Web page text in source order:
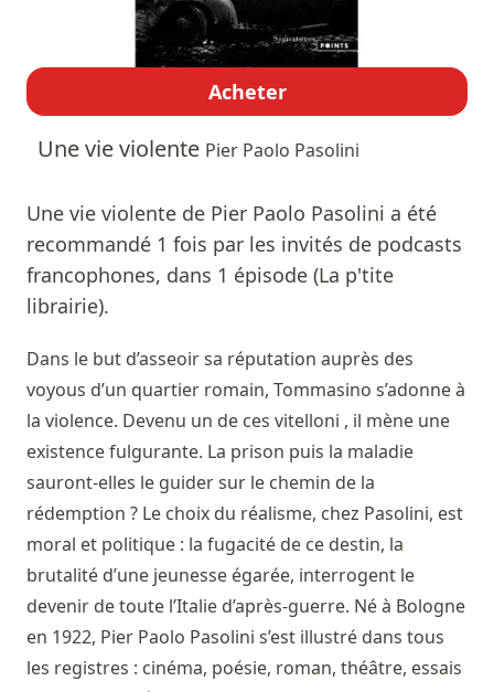
Acheter
Une vie violente Pier Paolo Pasolini
Une vie violente de Pier Paolo Pasolini a été
recommandé 1 fois par les invités de podcasts
francophones, dans 1 épisode (La p'tite
librairie).
Dans le but d’asseoir sa réputation auprès des
voyous d’un quartier romain, Tommasino s’adonne à
la violence. Devenu un de ces vitelloni , il mène une
existence fulgurante. La prison puis la maladie
sauront-elles le guider sur le chemin de la
rédemption ? Le choix du réalisme, chez Pasolini, est
moral et politique : la fugacité de ce destin, la
brutalité d’une jeunesse égarée, interrogent le
devenir de toute l’Italie d’après-guerre. Né à Bologne
en 1922, Pier Paolo Pasolini s’est illustré dans tous
les registres : cinéma, poésie, roman, théâtre, essais
Prix littéraires